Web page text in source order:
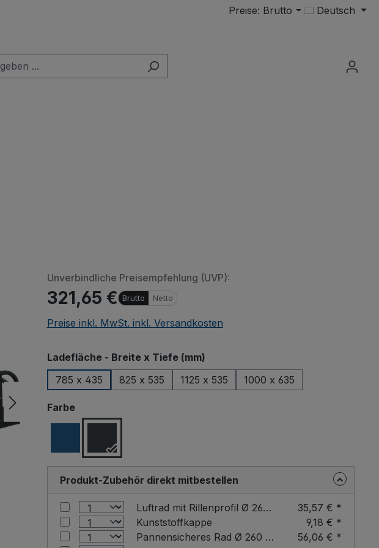
Preise: Brutto Deutsch
Unverbindliche Preisempfehlung (UVP):
321,65 € Brutto Netto
Preise inkl. MwSt. inkl. Versandkosten
Ladefläche - Breite x Tiefe (mm)auswählen
785 x 435
825 x 535 1125 x 535 1000 x 635
Farbeauswählen
Produkt-Zubehör direkt mitbestellen
Luftrad mit Rillenprofil Ø 260 mm
35,57 € *
Kunststoffkappe
9,18 € *
Pannensicheres Rad Ø 260 mm
56,06 € *